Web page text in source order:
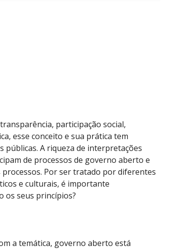
participação social,
esse conceito e sua prática tem
públicas. A riqueza de interpretações
de processos de governo aberto e
Por ser tratado por diferentes
e culturais, é importante
os seus princípios?
a temática, governo aberto está